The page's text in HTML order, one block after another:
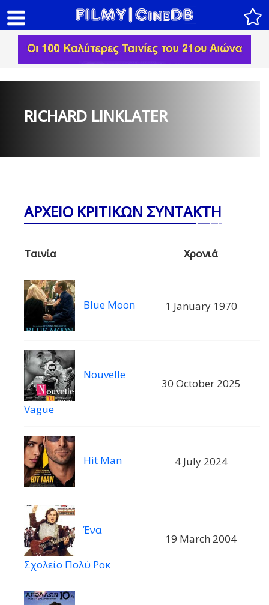
RICHARD LINKLATER
ΑΡΧΕΙΟ ΚΡΙΤΙΚΩΝ ΣΥΝΤΑΚΤΗ
Ταινία Χρονιά
Blue Moon 1 January 1970
Nouvelle
Vague
30 October 2025
Hit Man 4 July 2024
Ένα
Σχολείο Πολύ Ροκ
19 March 2004